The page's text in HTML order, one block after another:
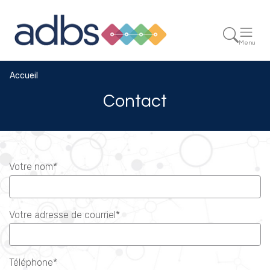
Menu
Accueil
Contact
Votre nom*
Votre adresse de courriel*
Téléphone*